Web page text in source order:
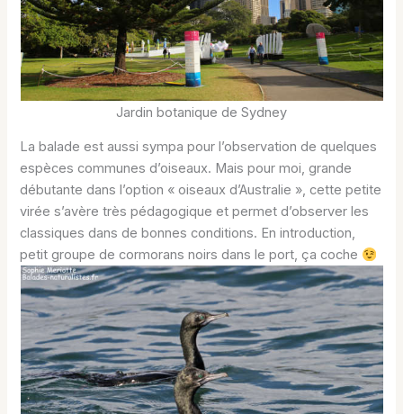
Jardin botanique de Sydney
La balade est aussi sympa pour l’observation de quelques
espèces communes d’oiseaux. Mais pour moi, grande
débutante dans l’option « oiseaux d’Australie », cette petite
virée s’avère très pédagogique et permet d’observer les
classiques dans de bonnes conditions. En introduction,
petit groupe de cormorans noirs dans le port, ça coche